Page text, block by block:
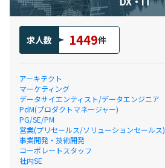
求人数 1449件
アーキテクト
マーケティング
データサイエンティスト/データエンジニア
PdM(プロダクトマネージャー)
PG/SE/PM
営業(プリセールス/ソリューションセールス)
事業開発・技術開発
コーポレートスタッフ
社内SE